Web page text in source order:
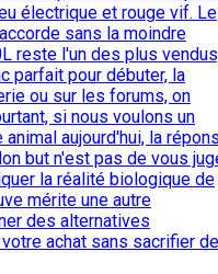
électrique et rouge vif. Le
sans la moindre
reste l'un des plus
parfait pour débuter, la
ou sur les forums, on
si nous voulons un
aujourd'hui, la
but n'est pas de vous
la réalité biologique de
mérite une autre
des alternatives
achat sans sacrifier de